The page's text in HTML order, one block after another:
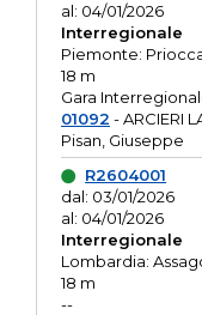
al: 04/01/2026
Interregionale
Piemonte:
18 m
Gara
01092 - ARCIERI
Pisan, Giuseppe
R2604001
dal: 03/01/2026
al: 04/01/2026
Interregionale
Lombardia:
18 m
--